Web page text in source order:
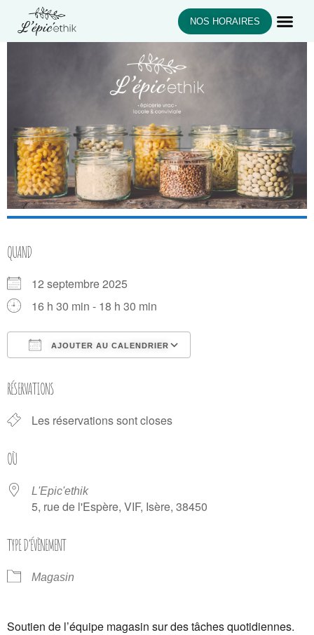
NOS HORAIRES
QUAND
12 septembre 2025
16 h 30 min - 18 h 30 min
AJOUTER AU CALENDRIER
RÉSERVATIONS
Les réservations sont closes
OÙ
L'Epic'ethik
5, rue de l'Espère, VIF, Isère, 38450
TYPE D’ÉVÈNEMENT
Magasin
Soutien de l’équipe magasin sur des tâches quotidiennes.